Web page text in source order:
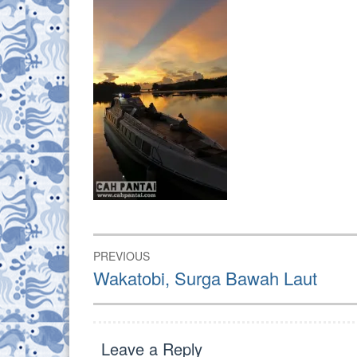
Post
navigation
PREVIOUS
Previous
post:
Wakatobi, Surga Bawah Laut
Leave a Reply